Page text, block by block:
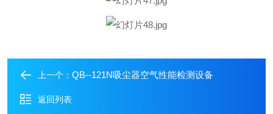
上一个： QB--121N吸尘器空气性能检测设备
返回列表